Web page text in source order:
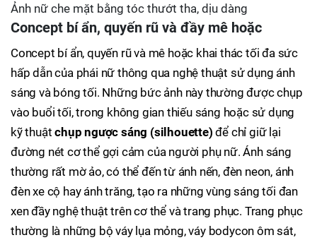
Ảnh nữ che mặt bằng tóc thướt tha, dịu dàng
Concept bí ẩn, quyến rũ và đầy mê hoặc
Concept bí ẩn, quyến rũ và mê hoặc khai thác tối đa sức
hấp dẫn của phái nữ thông qua nghệ thuật sử dụng ánh
sáng và bóng tối. Những bức ảnh này thường được chụp
vào buổi tối, trong không gian thiếu sáng hoặc sử dụng
kỹ thuậtchụp ngược sáng (silhouette) để chỉ giữ lại
đường nét cơ thể gợi cảm của người phụ nữ. Ánh sáng
thường rất mờ ảo, có thể đến từ ánh nến, đèn neon, ánh
đèn xe cộ hay ánh trăng, tạo ra những vùng sáng tối đan
xen đầy nghệ thuật trên cơ thể và trang phục. Trang phục
thường là những bộ váy lụa mỏng, váy bodycon ôm sát,